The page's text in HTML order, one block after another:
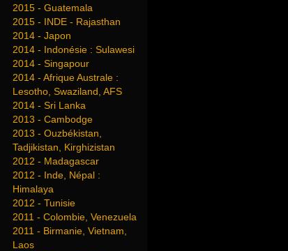
2015 - Guatemala
2015 - INDE - Rajasthan
2014 - Japon
2014 - Indonésie : Sulawesi
2014 - Singapour
2014 - Afrique Australe :
Lesotho, Swaziland, AFS
2014 - Sri Lanka
2013 - Cambodge
2013 - Ouzbékistan,
Tadjikistan, Kirghizistan
2012 - Madagascar
2012 - Inde, Népal :
Himalaya
2012 - Tunisie
2011 - Colombie, Venezuela
2011 - Birmanie, Vietnam,
Laos